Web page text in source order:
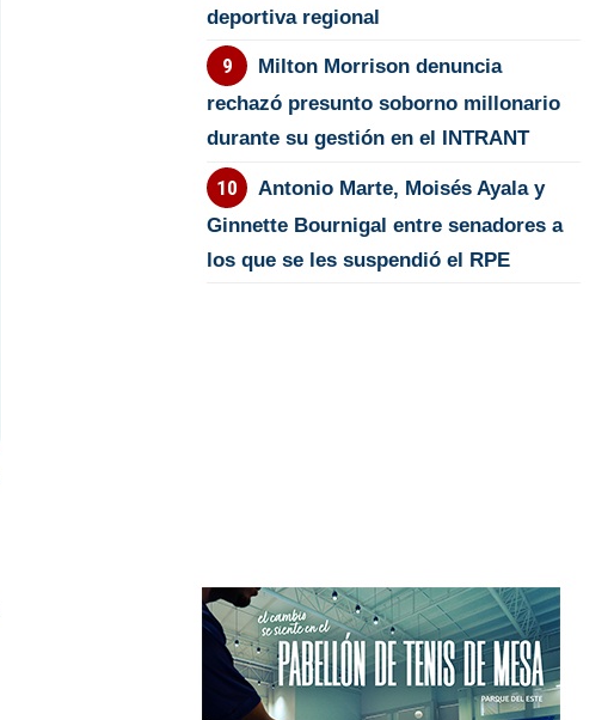
deportiva regional
Milton Morrison denuncia
rechazó presunto soborno millonario
durante su gestión en el INTRANT
Antonio Marte, Moisés Ayala y
Ginnette Bournigal entre senadores a
los que se les suspendió el RPE